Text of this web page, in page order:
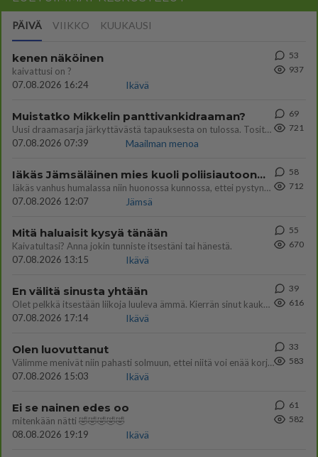
PÄIVÄ VIIKKO KUUKAUSI
kenen näköinen
kaivattusi on ?
07.08.2026 16:24
Ikävä
53
937
Muistatko Mikkelin panttivankidraaman?
Uusi draamasarja järkyttävästä tapauksesta on tulossa. Tositapahtumiin perustuva sarja ammentaa vuoden 1986 Mikkelin pan
07.08.2026 07:39
Maailman menoa
69
721
Iäkäs Jämsäläinen mies kuoli poliisiautoon matkalla Jyväskylän putkaan
Iäkäs vanhus humalassa niin huonossa kunnossa, ettei pystynyt huolehtimaan itsestään niin ainoa apu sillä hetkellä oli
07.08.2026 12:07
Jämsä
58
712
Mitä haluaisit kysyä tänään
Kaivatultasi? Anna jokin tunniste itsestäni tai hänestä.
07.08.2026 13:15
Ikävä
55
670
En välitä sinusta yhtään
Olet pelkkä itsestään liikoja luuleva ämmä. Kierrän sinut kaukaa nyt ja aina. Olit mulle pelkkä lelu vaan.
07.08.2026 17:14
Ikävä
39
616
Olen luovuttanut
Välimme menivät niin pahasti solmuun, ettei niitä voi enää korjata. On aika jatkaa elämässä eteenpäin. Toivon sulle kaik
07.08.2026 15:03
Ikävä
33
583
Ei se nainen edes oo
mitenkään nätti 🤣🤣🤣🤣🤣
08.08.2026 19:19
Ikävä
61
582